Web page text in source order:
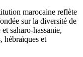
marocaine reflète
sur la diversité de
saharo-hassanie,
hébraïques et